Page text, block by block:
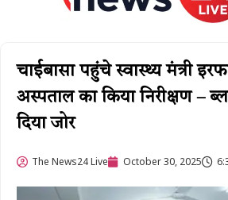
चाईबासा पहुंचे स्वास्थ्य मंत्री
अस्पताल का किया निरीक्षण –
दिया जोर
The News24 Live October 30, 2025